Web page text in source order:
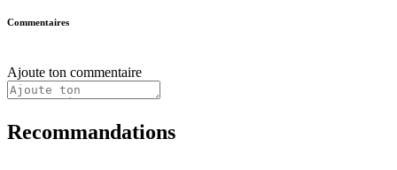
Commentaires
Ajoute ton commentaire
Recommandations